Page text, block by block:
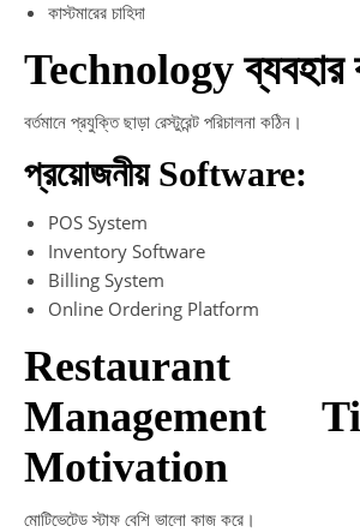
কাস্টমারের চাহিদা
Technology
বর্তমানে প্রযুক্তি ছাড়া রেস্টুরেন্ট পরিচালনা কঠিন।
প্রয়োজনীয় Software:
POS System
Inventory Software
Billing System
Online Ordering Platform
Restaurant
Management
Motivation
মোটিভেটেড স্টাফ বেশি ভালো কাজ করে।